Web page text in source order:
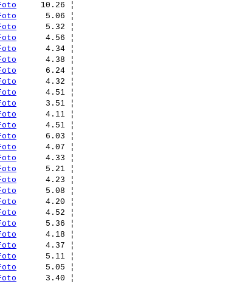
     10.26 ¦
      5.06 ¦
      5.32 ¦
      4.56 ¦
      4.34 ¦
      4.38 ¦
      6.24 ¦
      4.32 ¦
      4.51 ¦
      3.51 ¦
      4.11 ¦
      4.51 ¦
      6.03 ¦
      4.07 ¦
      4.33 ¦
      5.21 ¦
      4.23 ¦
      5.08 ¦
      4.20 ¦
      4.52 ¦
      5.36 ¦
      4.18 ¦
      4.37 ¦
      5.11 ¦
      5.05 ¦
      3.40 ¦